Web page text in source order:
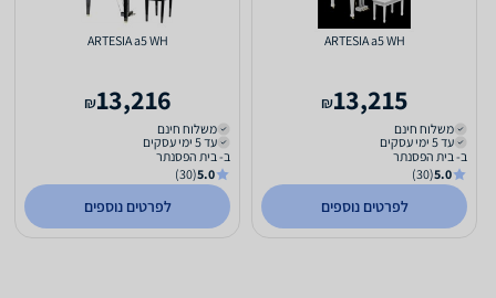
ARTESIA a5 WH
13,215
₪
משלוח חינם
עד 5 ימי עסקים
ב- בית הפסנתר
5.0
(30)
לפרטים נוספים
ARTESIA a5 WH
13,216
₪
משלוח חינם
עד 5 ימי עסקים
ב- בית הפסנתר
5.0
(30)
לפרטים נוספים